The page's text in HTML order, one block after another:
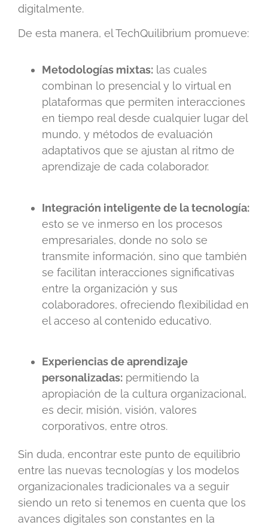
digitalmente.
De esta manera, el TechQuilibrium promueve:
Metodologías mixtas: las cuales
combinan lo presencial y lo virtual en
plataformas que permiten interacciones
en tiempo real desde cualquier lugar del
mundo, y métodos de evaluación
adaptativos que se ajustan al ritmo de
aprendizaje de cada colaborador.
Integración inteligente de la tecnología:
esto se ve inmerso en los procesos
empresariales, donde no solo se
transmite información, sino que también
se facilitan interacciones significativas
entre la organización y sus
colaboradores, ofreciendo flexibilidad en
el acceso al contenido educativo.
Experiencias de aprendizaje
personalizadas: permitiendo la
apropiación de la cultura organizacional,
es decir, misión, visión, valores
corporativos, entre otros.
Sin duda, encontrar este punto de equilibrio
entre las nuevas tecnologías y los modelos
organizacionales tradicionales va a seguir
siendo un reto si tenemos en cuenta que los
avances digitales son constantes en la